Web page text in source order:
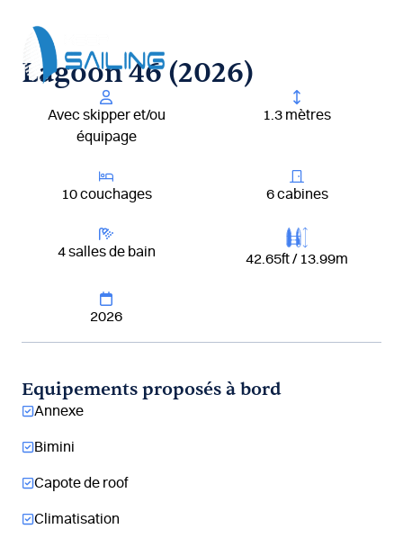
contenu
Lagoon 46 (2026)
Avec skipper et/ou
équipage
1.3 mètres
10 couchages 6 cabines
4 salles de bain 42.65ft / 13.99m
2026
Equipements proposés à bord
Annexe
Bimini
Capote de roof
Climatisation